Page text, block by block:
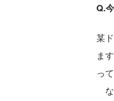
Q.
某
ま
っ
な